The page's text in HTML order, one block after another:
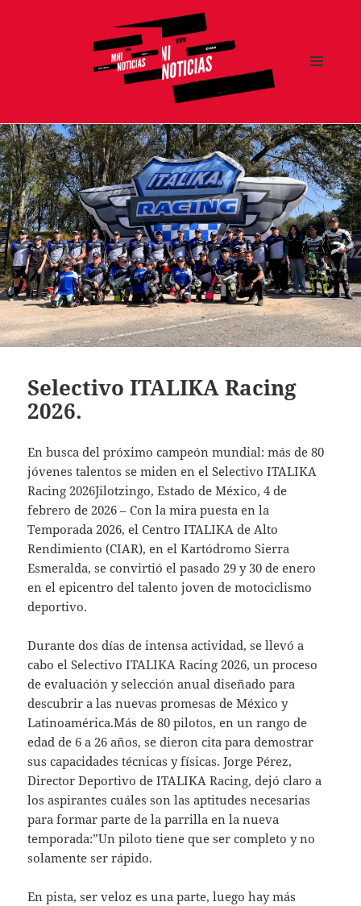
Selectivo ITALIKA Racing
2026.
En busca del próximo campeón mundial: más de 80
jóvenes talentos se miden en el Selectivo ITALIKA
Racing 2026Jilotzingo, Estado de México, 4 de
febrero de 2026 – Con la mira puesta en la
Temporada 2026, el Centro ITALIKA de Alto
Rendimiento (CIAR), en el Kartódromo Sierra
Esmeralda, se convirtió el pasado 29 y 30 de enero
en el epicentro del talento joven de motociclismo
deportivo.
Durante dos días de intensa actividad, se llevó a
cabo el Selectivo ITALIKA Racing 2026, un proceso
de evaluación y selección anual diseñado para
descubrir a las nuevas promesas de México y
Latinoamérica.Más de 80 pilotos, en un rango de
edad de 6 a 26 años, se dieron cita para demostrar
sus capacidades técnicas y físicas. Jorge Pérez,
Director Deportivo de ITALIKA Racing, dejó claro a
los aspirantes cuáles son las aptitudes necesarias
para formar parte de la parrilla en la nueva
temporada:”Un piloto tiene que ser completo y no
solamente ser rápido.
En pista, ser veloz es una parte, luego hay más